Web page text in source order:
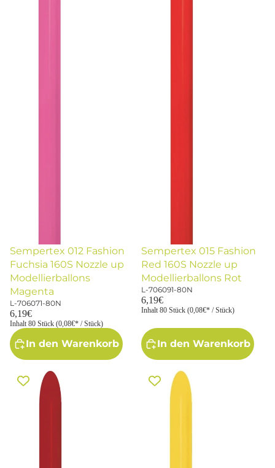
Sempertex 012 Fashion
Fuchsia 160S Nozzle up
Modellierballons
Magenta
L-706071-80N
6,19€
Inhalt 80 Stück (0,08€* / Stück)
In den Warenkorb
Sempertex 015 Fashion
Red 160S Nozzle up
Modellierballons Rot
L-706091-80N
6,19€
Inhalt 80 Stück (0,08€* / Stück)
In den Warenkorb
Sempertex 016 Fashion
Imperial Red 160S Nozzle up
Modellierballons Rot
Sempertex 020 Fashion Yellow
160S Nozzle up
Modellierballons Gelb